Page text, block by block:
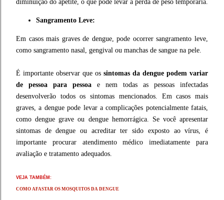
diminuição do apetite, o que pode levar à perda de peso temporária.
Sangramento Leve:
Em casos mais graves de dengue, pode ocorrer sangramento leve,
como sangramento nasal, gengival ou manchas de sangue na pele.
É importante observar que os sintomas da dengue podem variar
de pessoa para pessoa e nem todas as pessoas infectadas
desenvolverão todos os sintomas mencionados. Em casos mais
graves, a dengue pode levar a complicações potencialmente fatais,
como dengue grave ou dengue hemorrágica. Se você apresentar
sintomas de dengue ou acreditar ter sido exposto ao vírus, é
importante procurar atendimento médico imediatamente para
avaliação e tratamento adequados.
VEJA TAMBÉM:
COMO AFASTAR OS MOSQUITOS DA DENGUE